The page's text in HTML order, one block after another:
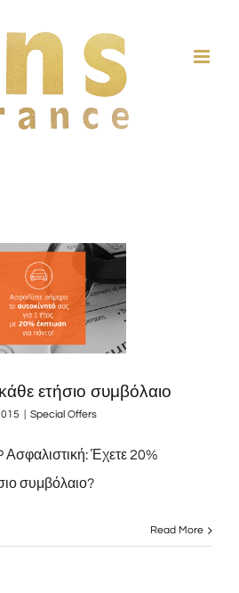
ετήσιο συμβόλαιο
Special Offers
Ασφαλιστική: Έχετε 20%
συμβόλαιο?
Read More